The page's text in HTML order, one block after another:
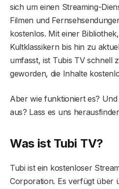
sich um einen Streaming-
Filmen und
kostenlos. Mit einer
Kultklassikern bis hin zu
umfasst, ist Tubis TV schnell
geworden, die Inhalte
Aber wie funktioniert es?
aus? Lass es uns
Was ist Tubi TV?
Tubi ist ein kostenloser
Corporation. Es verfügt über